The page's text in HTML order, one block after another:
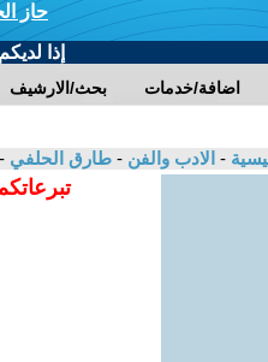
حاز
إذا
بحث/الارشيف اضافة/خدمات
- الادب والفن - طارق الحلفي